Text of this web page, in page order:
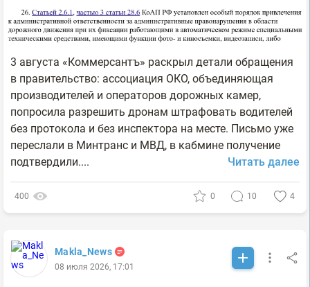
3 августа «Коммерсантъ» раскрыл детали обращения
в правительство: ассоциация ОКО, объединяющая
производителей и операторов дорожных камер,
попросила разрешить дронам штрафовать водителей
без протокола и без инспектора на месте. Письмо уже
переслали в Минтранс и МВД, в кабмине получение
подтвердили....
Читать далее
400 0 10 4
Makla_News
08 июля 2026, 17:01